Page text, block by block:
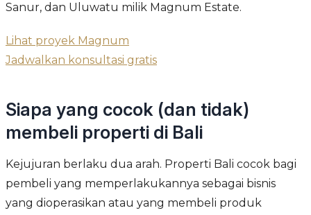
Sanur, dan Uluwatu milik Magnum Estate.
Lihat proyek Magnum
Jadwalkan konsultasi gratis
Siapa yang cocok (dan tidak)
membeli properti di Bali
Kejujuran berlaku dua arah. Properti Bali cocok bagi
pembeli yang memperlakukannya sebagai bisnis
yang dioperasikan atau yang membeli produk